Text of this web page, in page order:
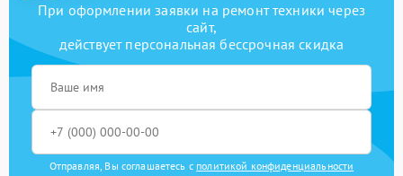
При оформлении заявки на ремонт техники через
сайт,
действует персональная бессрочная скидка
Отправляя, Вы соглашаетесь с политикой конфиденциальности